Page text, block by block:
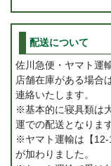
配送について
佐川急便・ヤマト運
店舗在庫がある場合
連絡いたします。
※基本的に寝具類は
運での配送となります
※ヤマト運輸は【12-
が加わりました。